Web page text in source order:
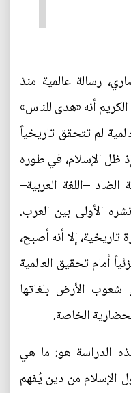
رسالة عالمية منذ
الكريم أنه «هدى للناس»
لم تتحقق تاريخياً
ظل الإسلام، في طوره
–اللغة العربية–
الأولى بين العرب.
إلا أنه أصبح،
أمام تحقيق العالمية
شعوب الأرض بلغاتها
الخاصة.
الدراسة هو: ما هي
الإسلام من دين يُفهم